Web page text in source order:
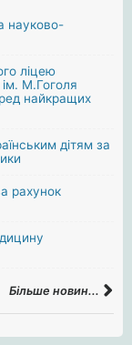
науково-
ліцею
М.Гоголя
найкращих
дітям за
рахунок
Більше новин...